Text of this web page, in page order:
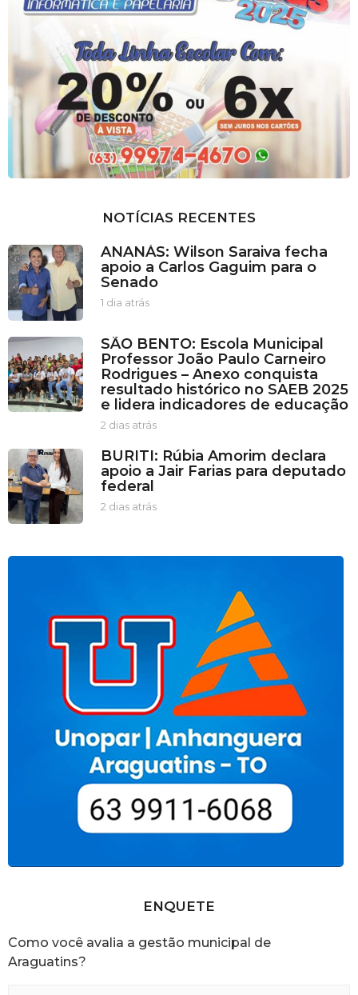
NOTÍCIAS RECENTES
ANANÁS: Wilson Saraiva fecha
apoio a Carlos Gaguim para o
Senado
1 dia atrás1
a
a
t
r
á
s
SÃO BENTO: Escola Municipal
Professor João Paulo Carneiro
Rodrigues – Anexo conquista
resultado histórico no SAEB 2025
e lidera indicadores de educação
2 dias atrás2
i
a
BURITI: Rúbia Amorim declara
apoio a Jair Farias para deputado
federal
2 dias atrás2
r
s
ENQUETE
Como você avalia a gestão municipal de
Araguatins?